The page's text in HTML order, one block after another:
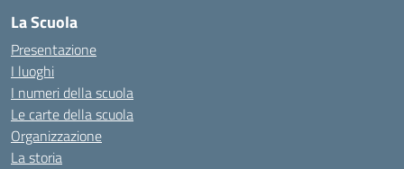
La Scuola
Presentazione
I luoghi
I numeri della scuola
Le carte della scuola
Organizzazione
La storia